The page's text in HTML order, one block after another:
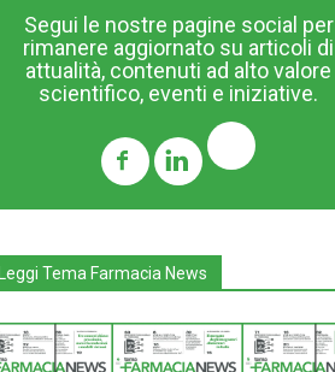
Segui le nostre pagine social per
rimanere aggiornato su articoli di
attualità, contenuti ad alto valore
scientifico, eventi e iniziative.
Tema Farmacia News